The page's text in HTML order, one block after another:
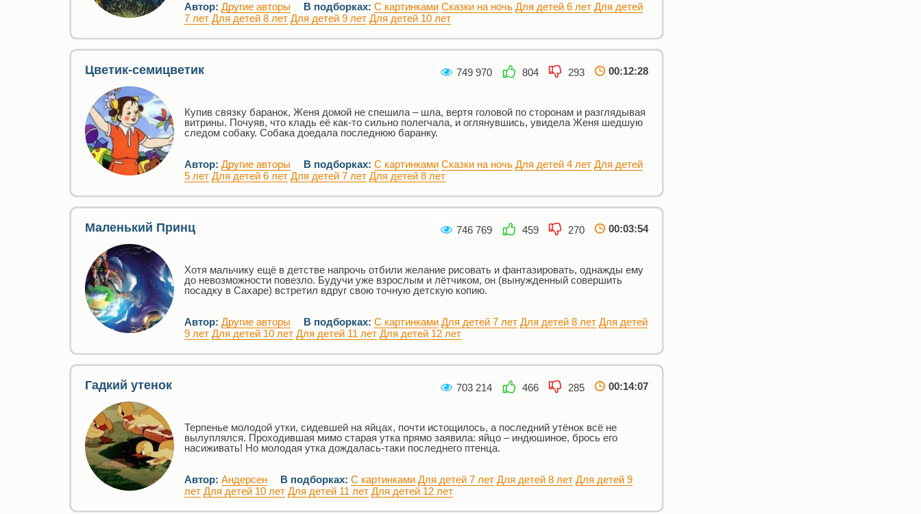
Автор: Другие авторы В подборках: С картинками Сказки на ночь Для детей 6 лет Для детей
7 лет Для детей 8 лет Для детей 9 лет Для детей 10 лет
Цветик-семицветик 749 970 804 293 00:12:28
Купив связку баранок, Женя домой не спешила – шла, вертя головой по сторонам и разглядывая
витрины. Почуяв, что кладь её как-то сильно полегчала, и оглянувшись, увидела Женя шедшую
следом собаку. Собака доедала последнюю баранку.
Автор: Другие авторы В подборках: С картинками Сказки на ночь Для детей 4 лет Для детей
5 лет Для детей 6 лет Для детей 7 лет Для детей 8 лет
Маленький Принц 746 769 459 270 00:03:54
Хотя мальчику ещё в детстве напрочь отбили желание рисовать и фантазировать, однажды ему
до невозможности повезло. Будучи уже взрослым и лётчиком, он (вынужденный совершить
посадку в Сахаре) встретил вдруг свою точную детскую копию.
Автор: Другие авторы В подборках: С картинками Для детей 7 лет Для детей 8 лет Для детей
9 лет Для детей 10 лет Для детей 11 лет Для детей 12 лет
Гадкий утенок 703 214 466 285 00:14:07
Терпенье молодой утки, сидевшей на яйцах, почти истощилось, а последний утёнок всё не
вылуплялся. Проходившая мимо старая утка прямо заявила: яйцо – индюшиное, брось его
насиживать! Но молодая утка дождалась-таки последнего птенца.
Автор: Андерсен В подборках: С картинками Для детей 7 лет Для детей 8 лет Для детей 9
лет Для детей 10 лет Для детей 11 лет Для детей 12 лет